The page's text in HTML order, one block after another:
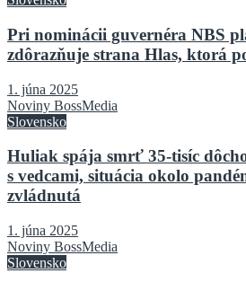
Pri nominácii guvernéra NBS
zdôrazňuje strana Hlas, ktorá
1. júna 2025
Noviny BossMedia
Slovensko
Huliak spája smrť 35-tisíc
s vedcami, situácia okolo
zvládnutá
1. júna 2025
Noviny BossMedia
Slovensko